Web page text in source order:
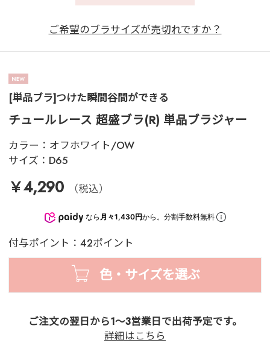
ご希望のブラサイズが売切れですか？
[単品ブラ]つけた瞬間谷間ができる
チュールレース 超盛ブラ(R) 単品ブラジャー
カラー： オフホワイト/OW
サイズ： D65
￥4,290 （税込）
なら 月々1,430円から。分割手数料無料
付与ポイント：42ポイント
色・サイズを選ぶ
ご注文の翌日から1～3営業日で出荷予定です。
詳細はこちら